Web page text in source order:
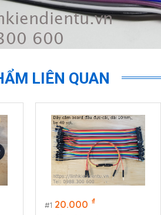
LIÊN QUAN
1 20.000 ₫